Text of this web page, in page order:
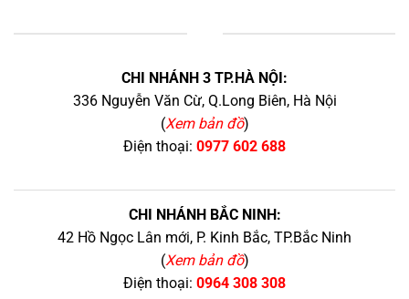
CHI NHÁNH 3 TP.HÀ NỘI:
336 Nguyễn Văn Cừ, Q.Long Biên, Hà Nội
(Xem bản đồ)
Điện thoại: 0977 602 688
CHI NHÁNH BẮC NINH:
42 Hồ Ngọc Lân mới, P. Kinh Bắc, TP.Bắc Ninh
(Xem bản đồ)
Điện thoại: 0964 308 308